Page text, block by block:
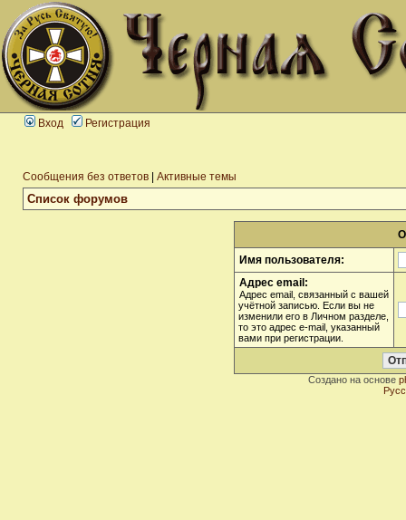
Вход Регистрация
Сообщения без ответов Активные темы
Список форумов
Имя пользователя:
Адрес email:
Адрес email, связанный с вашей
учётной записью. Если вы не
изменили его в Личном разделе,
то это адрес e-mail, указанный
вами при регистрации.
Создано на основе